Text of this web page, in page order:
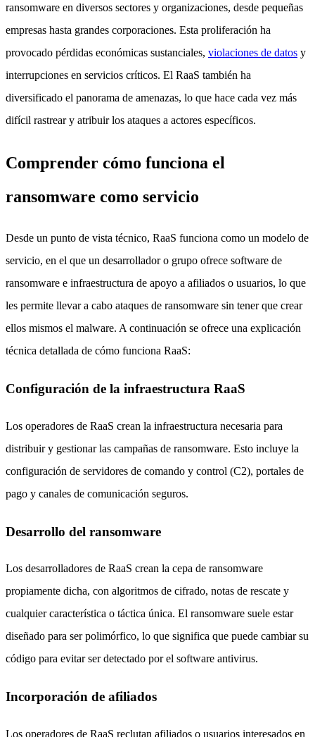
ransomware en diversos sectores y organizaciones, desde pequeñas
empresas hasta grandes corporaciones. Esta proliferación ha
provocado pérdidas económicas sustanciales, violaciones de datos y
interrupciones en servicios críticos. El RaaS también ha
diversificado el panorama de amenazas, lo que hace cada vez más
difícil rastrear y atribuir los ataques a actores específicos.
Comprender cómo funciona el
ransomware como servicio
Desde un punto de vista técnico, RaaS funciona como un modelo de
servicio, en el que un desarrollador o grupo ofrece software de
ransomware e infraestructura de apoyo a afiliados o usuarios, lo que
les permite llevar a cabo ataques de ransomware sin tener que crear
ellos mismos el malware. A continuación se ofrece una explicación
técnica detallada de cómo funciona RaaS:
Configuración de la infraestructura RaaS
Los operadores de RaaS crean la infraestructura necesaria para
distribuir y gestionar las campañas de ransomware. Esto incluye la
configuración de servidores de comando y control (C2), portales de
pago y canales de comunicación seguros.
Desarrollo del ransomware
Los desarrolladores de RaaS crean la cepa de ransomware
propiamente dicha, con algoritmos de cifrado, notas de rescate y
cualquier característica o táctica única. El ransomware suele estar
diseñado para ser polimórfico, lo que significa que puede cambiar su
código para evitar ser detectado por el software antivirus.
Incorporación de afiliados
Los operadores de RaaS reclutan afiliados o usuarios interesados en